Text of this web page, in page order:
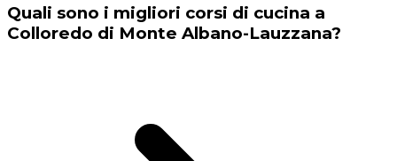
Quali sono i migliori corsi di cucina a
Colloredo di Monte Albano-Lauzzana?